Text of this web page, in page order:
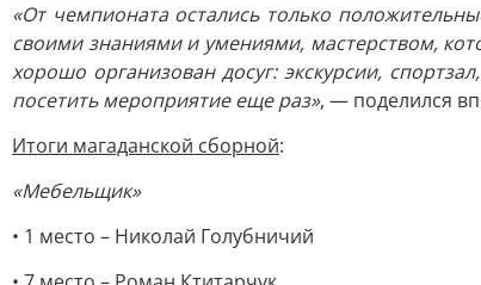
«От чемпионата остались только
своими знаниями и умениями, мастерством,
хорошо организован досуг: экскурсии,
посетить мероприятие еще раз», — поделился
Итоги магаданской сборной:
«Мебельщик»
• 1 место – Николай Голубничий